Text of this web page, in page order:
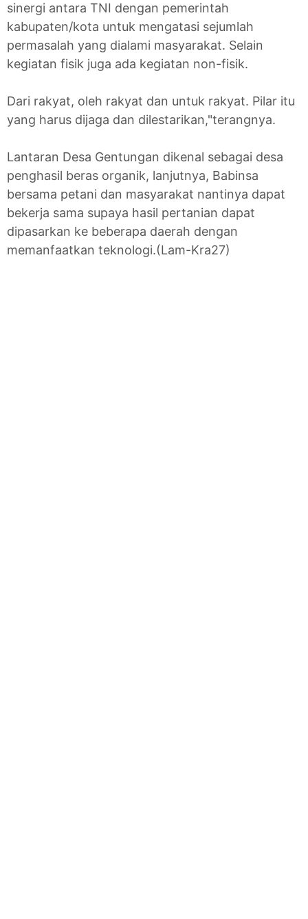
sinergi antara TNI dengan pemerintah
kabupaten/kota untuk mengatasi sejumlah
permasalah yang dialami masyarakat. Selain
kegiatan fisik juga ada kegiatan non-fisik.
Dari rakyat, oleh rakyat dan untuk rakyat. Pilar itu
yang harus dijaga dan dilestarikan,"terangnya.
Lantaran Desa Gentungan dikenal sebagai desa
penghasil beras organik, lanjutnya, Babinsa
bersama petani dan masyarakat nantinya dapat
bekerja sama supaya hasil pertanian dapat
dipasarkan ke beberapa daerah dengan
memanfaatkan teknologi.(Lam-Kra27)